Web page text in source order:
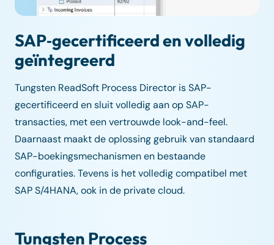
SAP‑gecertificeerd en volledig
geïntegreerd
Tungsten ReadSoft Process Director is SAP-
gecertificeerd en sluit volledig aan op SAP-
transacties, met een vertrouwde look-and-feel.
Daarnaast maakt de oplossing gebruik van standaard
SAP-boekingsmechanismen en bestaande
configuraties. Tevens is het volledig compatibel met
SAP S/4HANA, ook in de private cloud.
Tungsten Process